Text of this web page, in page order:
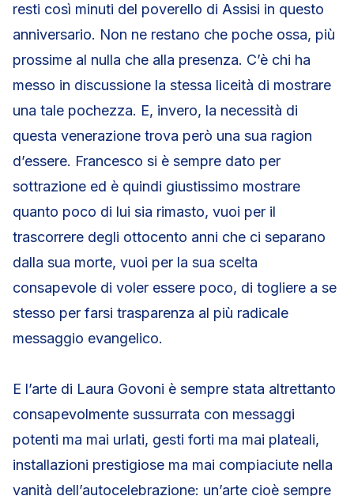
resti così minuti del poverello di Assisi in questo
anniversario. Non ne restano che poche ossa, più
prossime al nulla che alla presenza. C’è chi ha
messo in discussione la stessa liceità di mostrare
una tale pochezza. E, invero, la necessità di
questa venerazione trova però una sua ragion
d’essere. Francesco si è sempre dato per
sottrazione ed è quindi giustissimo mostrare
quanto poco di lui sia rimasto, vuoi per il
trascorrere degli ottocento anni che ci separano
dalla sua morte, vuoi per la sua scelta
consapevole di voler essere poco, di togliere a se
stesso per farsi trasparenza al più radicale
messaggio evangelico.
E l’arte di Laura Govoni è sempre stata altrettanto
consapevolmente sussurrata con messaggi
potenti ma mai urlati, gesti forti ma mai plateali,
installazioni prestigiose ma mai compiaciute nella
vanità dell’autocelebrazione: un’arte cioè sempre